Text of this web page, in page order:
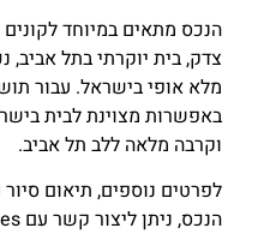
הנכס מתאים במיוחד
צדק, בית יוקרתי בתל אביב,
מלא אופי בישראל. עבור
באפשרות מצוינת לבית
וקרבה מלאה ללב תל אביב.
לפרטים נוספים, תיאום
הנכס, ניתן ליצור קשר עם Rothschild Properties.